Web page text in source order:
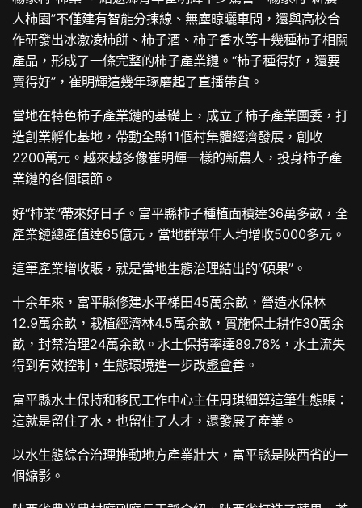
人柿園”不僅建有智能分揀線、無塵晾曬車間，還與高校合
作研發出冰激凌柿餅、柿子酒、柿子香水等十幾種柿子相關
產品，形成了一條完整的柿子產業鏈。“柿子種得好，還要
賣得好”，崔明輝這幾年琢磨起了直播帶貨。
當地在特色柿子產業鏈的基礎上，成立了柿子產業團委，打
造創業孵化基地，帶動全縣11個村集體經濟發展，創收
2200萬元。越來越多像崔明輝一樣的新農人，投身柿子產
業鏈的各個環節。
好“柿業”帶來好日子。富平縣柿子種植面積達36萬多畝，全
產業鏈總產值達65億元，當地群眾年人均增收5000多元。
這筆產業增收賬，就是當地生態治理結出的“碩果”。
十余年來，富平縣修建水平梯田45萬余畝，營造水保林
12.9萬余畝，栽植經濟林4.5萬余畝，實施保土耕作30萬余
畝，封禁治理24萬余畝。水土保持率達89.76%，水土流失
得到有效控制，生態環境進一步改聚會善。
富平縣水土保持和移民工作中心主任周琪細算這筆生態賬：
這就是留住了水，也留住了人才，還發展了產業。
以水生態綜合治理推動地方產業壯大，富平縣是陜西省的一
個縮影。